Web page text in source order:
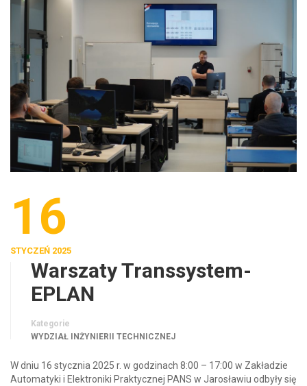
16
STYCZEŃ 2025
Warszaty Transsystem-
EPLAN
Kategorie
WYDZIAŁ INŻYNIERII TECHNICZNEJ
W dniu 16 stycznia 2025 r. w godzinach 8:00 – 17:00 w Zakładzie
Automatyki i Elektroniki Praktycznej PANS w Jarosławiu odbyły się